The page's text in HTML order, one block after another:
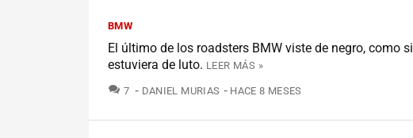
BMW
El último de los roadsters BMW viste de negro, como si
estuviera de luto. LEER MÁS »
7 COMENTARIOS
DANIEL MURIAS HACE 8 MESES